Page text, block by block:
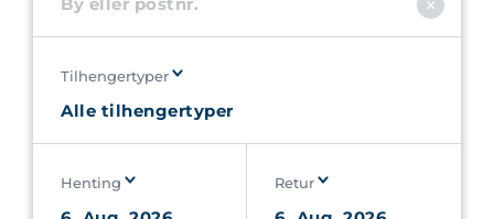
Tilhengertyper
Henting Retur